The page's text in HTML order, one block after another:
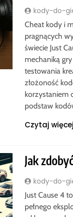
kody-do-
Cheat kody i
pragnących
świecie Just
mechaniką
testowania
złożoność
korzystaniem
podstaw
Czytaj więcej
Jak
kody-do-
Just Cause 4
pełnego